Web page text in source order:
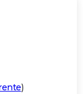
)